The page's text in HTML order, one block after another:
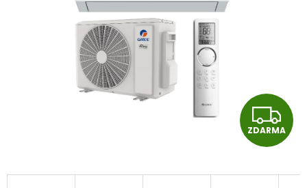
Z
D
A
ZDARMA